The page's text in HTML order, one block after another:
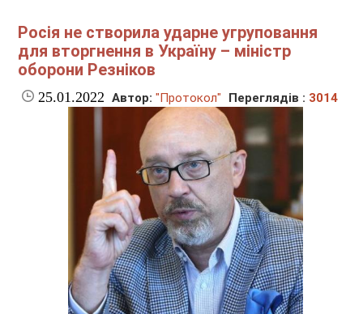
Росія не створила ударне угруповання
для вторгнення в Україну – міністр
оборони Резніков
25.01.2022 Автор: "Протокол" Переглядів : 3014